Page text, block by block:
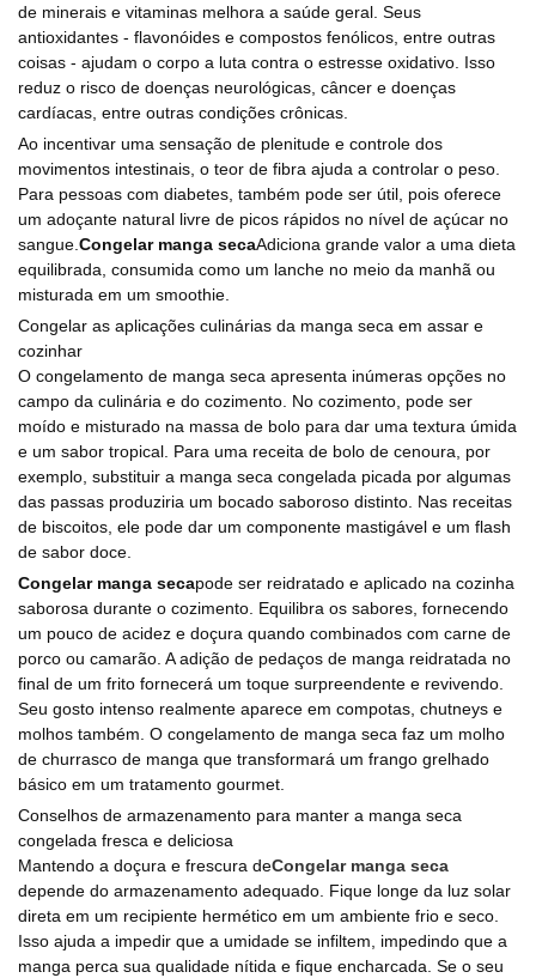
de minerais e vitaminas melhora a saúde geral. Seus
antioxidantes - flavonóides e compostos fenólicos, entre outras
coisas - ajudam o corpo a luta contra o estresse oxidativo. Isso
reduz o risco de doenças neurológicas, câncer e doenças
cardíacas, entre outras condições crônicas.
Ao incentivar uma sensação de plenitude e controle dos
movimentos intestinais, o teor de fibra ajuda a controlar o peso.
Para pessoas com diabetes, também pode ser útil, pois oferece
um adoçante natural livre de picos rápidos no nível de açúcar no
sangue. Congelar manga secaAdiciona grande valor a uma dieta
equilibrada, consumida como um lanche no meio da manhã ou
misturada em um smoothie.
Congelar as aplicações culinárias da manga seca em assar e
cozinhar
O congelamento de manga seca apresenta inúmeras opções no
campo da culinária e do cozimento. No cozimento, pode ser
moído e misturado na massa de bolo para dar uma textura úmida
e um sabor tropical. Para uma receita de bolo de cenoura, por
exemplo, substituir a manga seca congelada picada por algumas
das passas produziria um bocado saboroso distinto. Nas receitas
de biscoitos, ele pode dar um componente mastigável e um flash
de sabor doce.
Congelar manga secapode ser reidratado e aplicado na cozinha
saborosa durante o cozimento. Equilibra os sabores, fornecendo
um pouco de acidez e doçura quando combinados com carne de
porco ou camarão. A adição de pedaços de manga reidratada no
final de um frito fornecerá um toque surpreendente e revivendo.
Seu gosto intenso realmente aparece em compotas, chutneys e
molhos também. O congelamento de manga seca faz um molho
de churrasco de manga que transformará um frango grelhado
básico em um tratamento gourmet.
Conselhos de armazenamento para manter a manga seca
congelada fresca e deliciosa
Mantendo a doçura e frescura deCongelar manga seca
depende do armazenamento adequado. Fique longe da luz solar
direta em um recipiente hermético em um ambiente frio e seco.
Isso ajuda a impedir que a umidade se infiltem, impedindo que a
manga perca sua qualidade nítida e fique encharcada. Se o seu